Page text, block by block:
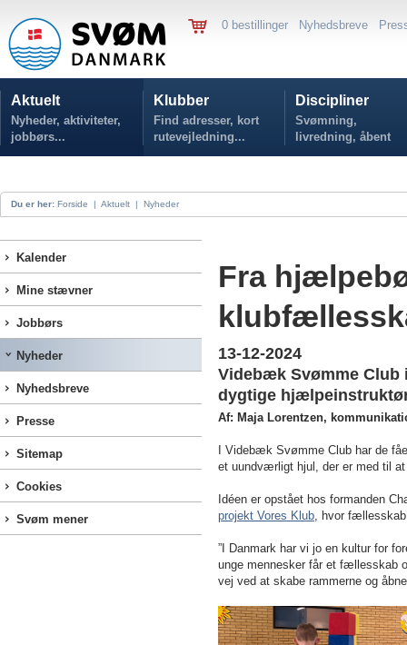
0 bestillinger Nyhedsbreve
Aktuelt
Nyheder, aktiviteter,
jobbørs...
Klubber
Find adresser, kort
rutevejledning...
Discipliner
Svømning,
livredning, åbent
vand...
Du er her: Forside | Aktuelt | Nyheder
Kalender
Mine stævner
Jobbørs
Nyheder
Nyhedsbreve
Presse
Sitemap
Cookies
Svøm mener
Fra
13-12-2024
Videbæk Svømme
dygtige
Af: Maja Lorentzen,
I Videbæk Svømme Club har de
et uundværligt hjul, der er med til
Idéen er opstået hos formanden
projekt Vores Klub, hvor
”I Danmark har vi jo en kultur for
unge mennesker får et fællesskab
vej ved at skabe rammerne og